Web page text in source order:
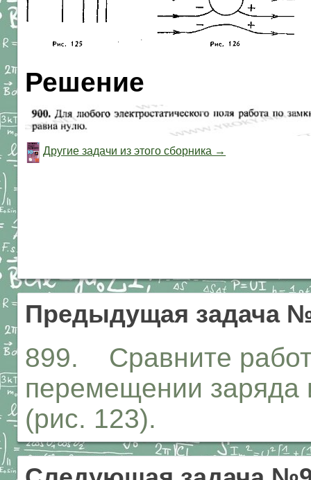
Решение
Другие задачи из этого сборника →
Предыдущая задача
899. Сравните
перемещении заряда
(рис. 123).